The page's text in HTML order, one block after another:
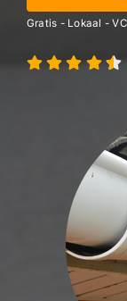
Gratis - Lokaal -